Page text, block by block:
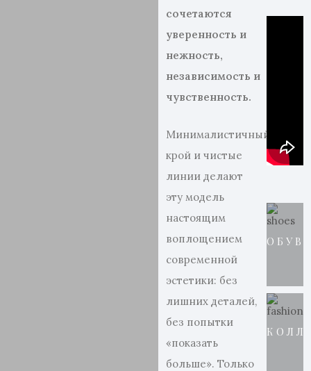
сочетаются
уверенность и
нежность,
независимость и
чувственность.
Минималистичный
крой и чистые
линии делают
эту модель
настоящим
воплощением
современной
эстетики: без
лишних деталей,
без попытки
«показать
больше». Только